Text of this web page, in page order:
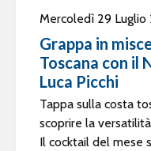
Mercoledì 29
Grappa in
Toscana con il
Luca Picchi
Tappa sulla costa
scoprire la
Il cocktail del mese